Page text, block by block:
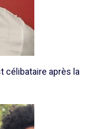
célibataire après la